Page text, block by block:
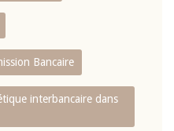
Bancaire
interbancaire dans